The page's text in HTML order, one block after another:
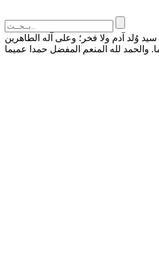
وُلد آدم ولا فخر؛ وعلى آله الطاهرين